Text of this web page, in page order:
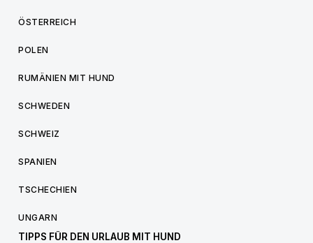
ÖSTERREICH
POLEN
RUMÄNIEN MIT HUND
SCHWEDEN
SCHWEIZ
SPANIEN
TSCHECHIEN
UNGARN
TIPPS FÜR DEN URLAUB MIT HUND